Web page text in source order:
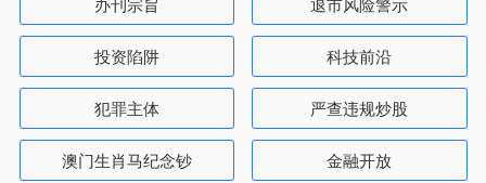
投资陷阱 科技前沿
犯罪主体 严查违规炒股
澳门生肖马纪念钞 金融开放